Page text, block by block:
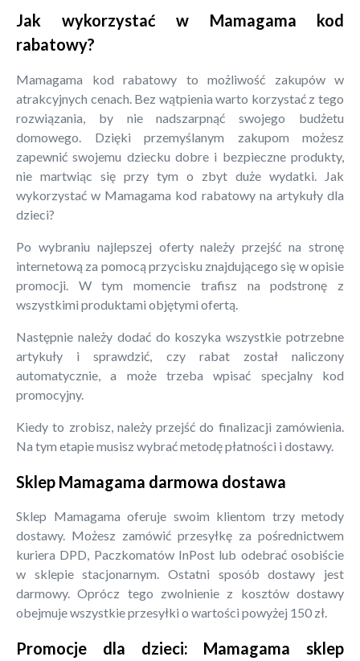
Jak wykorzystać w Mamagama kod
rabatowy?
Mamagama kod rabatowy to możliwość zakupów w
atrakcyjnych cenach. Bez wątpienia warto korzystać z tego
rozwiązania, by nie nadszarpnąć swojego budżetu
domowego. Dzięki przemyślanym zakupom możesz
zapewnić swojemu dziecku dobre i bezpieczne produkty,
nie martwiąc się przy tym o zbyt duże wydatki. Jak
wykorzystać w Mamagama kod rabatowy na artykuły dla
dzieci?
Po wybraniu najlepszej oferty należy przejść na stronę
internetową za pomocą przycisku znajdującego się w opisie
promocji. W tym momencie trafisz na podstronę z
wszystkimi produktami objętymi ofertą.
Następnie należy dodać do koszyka wszystkie potrzebne
artykuły i sprawdzić, czy rabat został naliczony
automatycznie, a może trzeba wpisać specjalny kod
promocyjny.
Kiedy to zrobisz, należy przejść do finalizacji zamówienia.
Na tym etapie musisz wybrać metodę płatności i dostawy.
Sklep Mamagama darmowa dostawa
Sklep Mamagama oferuje swoim klientom trzy metody
dostawy. Możesz zamówić przesyłkę za pośrednictwem
kuriera DPD, Paczkomatów InPost lub odebrać osobiście
w sklepie stacjonarnym. Ostatni sposób dostawy jest
darmowy. Oprócz tego zwolnienie z kosztów dostawy
obejmuje wszystkie przesyłki o wartości powyżej 150 zł.
Promocje dla dzieci: Mamagama sklep